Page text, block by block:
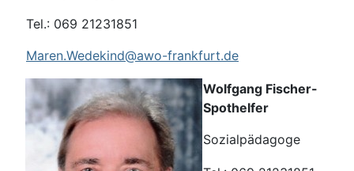
Tel.: 069 21231851
Maren.Wedekind@awo-frankfurt.de
Wolfgang Fischer-
Spothelfer
Sozialpädagoge